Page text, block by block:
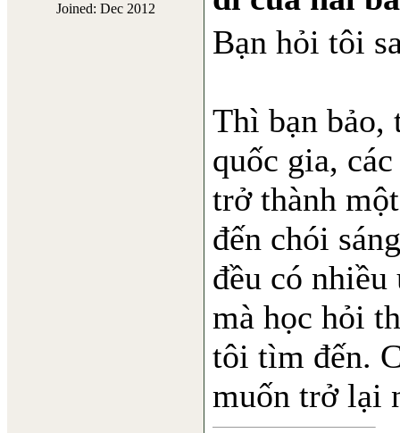
Joined: Dec 2012
Bạn hỏi tôi
Thì bạn bảo,
quốc gia,
trở thành
đến chói
đều có nhiều
mà học hỏi
tôi tìm đến.
muốn trở lại